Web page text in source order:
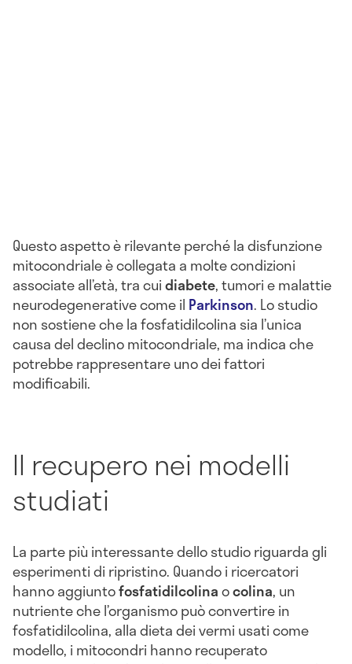
Questo aspetto è rilevante perché la disfunzione
mitocondriale è collegata a molte condizioni
associate all’età, tra cuidiabete, tumori e malattie
neurodegenerative come il Parkinson. Lo studio
non sostiene che la fosfatidilcolina sia l’unica
causa del declino mitocondriale, ma indica che
potrebbe rappresentare uno dei fattori
modificabili.
Il recupero nei modelli
studiati
La parte più interessante dello studio riguarda gli
esperimenti di ripristino. Quando i ricercatori
hanno aggiuntofosfatidilcolinaocolina, un
nutriente che l’organismo può convertire in
fosfatidilcolina, alla dieta dei vermi usati come
modello, i mitocondri hanno recuperato